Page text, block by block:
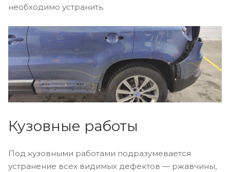
необходимо устранить.
Кузовные работы
Под кузовными работами подразумевается
устранение всех видимых дефектов — ржавчины,